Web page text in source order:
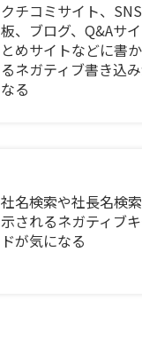
クチコミサイト、
板、ブログ、Q&Aサ
とめサイトなどに書
るネガティブ書き込
なる
社名検索や社長名検
示されるネガティブ
ドが気になる